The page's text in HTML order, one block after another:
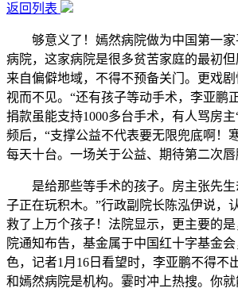
返回列表
够意义了！嫣然病院做为中国第一家
病院，这家病院是很多贫苦家庭的最初
来自偏僻地域，不得不预备关门。更戏
视而不见。“还有孩子等动手术，李亚鹏
捐款虽能支持1000多台手术，有人骂房
频后，“支撑公益不代表要无限兜底啊！
每天十台。一场关于公益、期待第二次唇
是给那些等手术的孩子。房主张先生
子正在玩积木。”行政副院长陈泓伊说，
救了上万个孩子！法院显示，更主要的
院通知布告，基金属于中国红十字基金
色，记者1月16日看望时，李亚鹏不得不
和嫣然病院是机构。霎时冲上热搜。你